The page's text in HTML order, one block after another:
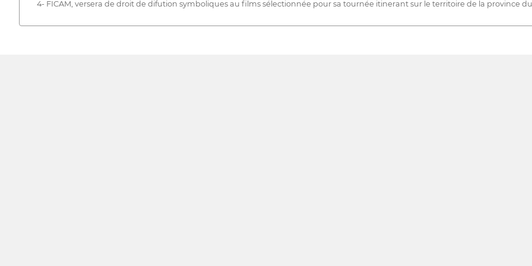
4- FICAM, versera de droit de difution symboliques au films sélectionnée pour sa tournée itinerant sur le territoire de la province